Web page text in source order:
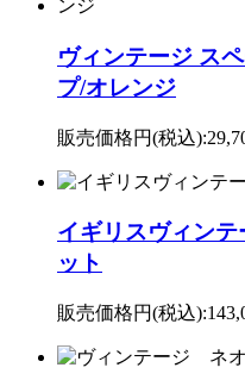
ヴィンテージ ス
プ/オレンジ
販売価格円(税込):
イギリスヴィン
ット
販売価格円(税込):